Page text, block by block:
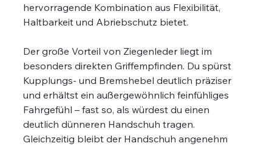
hervorragende Kombination aus Flexibilität,
Haltbarkeit und Abriebschutz bietet.
Der große Vorteil von Ziegenleder liegt im
besonders direkten Griffempfinden. Du spürst
Kupplungs- und Bremshebel deutlich präziser
und erhältst ein außergewöhnlich feinfühliges
Fahrgefühl – fast so, als würdest du einen
deutlich dünneren Handschuh tragen.
Gleichzeitig bleibt der Handschuh angenehm